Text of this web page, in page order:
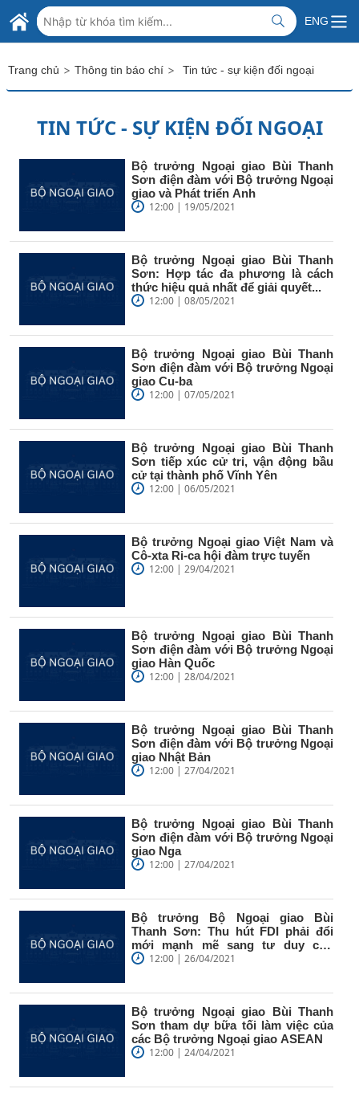
Skip to Main Content
BỘ NGOẠI GIAO VIỆT NAM
MINISTRY OF FOREIGN AFFAIRS
ENG
Trang chủ > Thông tin báo chí > Tin tức - sự kiện đối ngoại
TIN TỨC - SỰ KIỆN ĐỐI NGOẠI
Bộ trưởng Ngoại giao Bùi Thanh
Sơn điện đàm với Bộ trưởng Ngoại
giao và Phát triển Anh
12:00 | 19/05/2021
Bộ trưởng Ngoại giao Bùi Thanh
Sơn: Hợp tác đa phương là cách
thức hiệu quả nhất để giải quyết...
12:00 | 08/05/2021
Bộ trưởng Ngoại giao Bùi Thanh
Sơn điện đàm với Bộ trưởng Ngoại
giao Cu-ba
12:00 | 07/05/2021
Bộ trưởng Ngoại giao Bùi Thanh
Sơn tiếp xúc cử tri, vận động bầu
cử tại thành phố Vĩnh Yên
12:00 | 06/05/2021
Bộ trưởng Ngoại giao Việt Nam và
Cô-xta Ri-ca hội đàm trực tuyến
12:00 | 29/04/2021
Bộ trưởng Ngoại giao Bùi Thanh
Sơn điện đàm với Bộ trưởng Ngoại
giao Hàn Quốc
12:00 | 28/04/2021
Bộ trưởng Ngoại giao Bùi Thanh
Sơn điện đàm với Bộ trưởng Ngoại
giao Nhật Bản
12:00 | 27/04/2021
Bộ trưởng Ngoại giao Bùi Thanh
Sơn điện đàm với Bộ trưởng Ngoại
giao Nga
12:00 | 27/04/2021
Bộ trưởng Bộ Ngoại giao Bùi
Thanh Sơn: Thu hút FDI phải đổi
mới mạnh mẽ sang tư duy chủ
động12:00 | 26/04/2021
Bộ trưởng Ngoại giao Bùi Thanh
Sơn tham dự bữa tối làm việc của
các Bộ trưởng Ngoại giao ASEAN
12:00 | 24/04/2021